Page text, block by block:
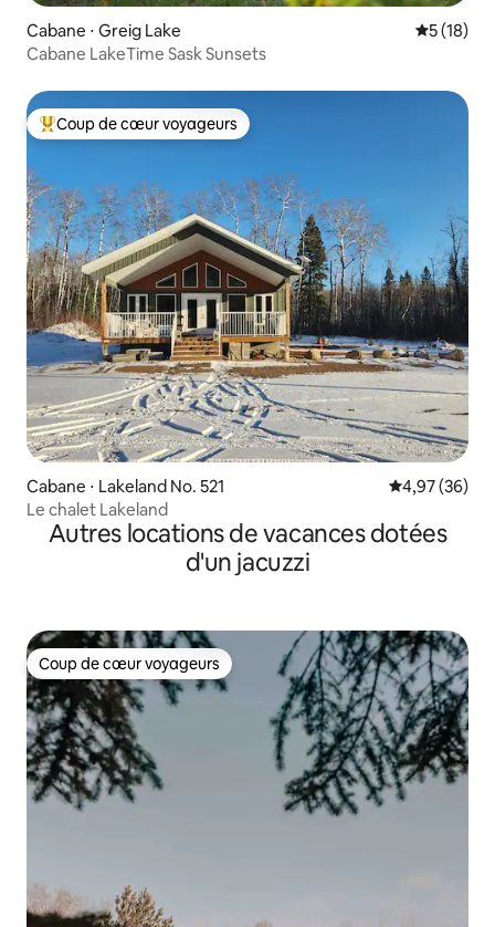
Cabane ⋅ Greig Lake
5 (18)
Cabane LakeTime Sask Sunsets
Coups de cœur voyageurs les plus appréciés
Coup de cœur voyageurs
Cabane ⋅ Lakeland No. 521 Évaluation
4,97 (36)
Le chalet Lakeland
Autres locations de vacances dotées
d'un jacuzzi
Coup de cœur voyageurs
Coup de cœur voyageurs